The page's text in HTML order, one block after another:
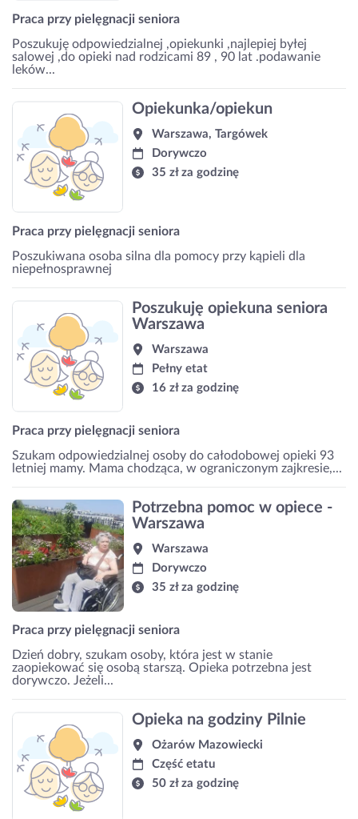
Praca przy pielęgnacji seniora
Poszukuję odpowiedzialnej ,opiekunki ,najlepiej byłej
salowej ,do opieki nad rodzicami 89 , 90 lat .podawanie
leków...
Opiekunka/opiekun
Warszawa, Targówek
Dorywczo
35 zł za godzinę
Praca przy pielęgnacji seniora
Poszukiwana osoba silna dla pomocy przy kąpieli dla
niepełnosprawnej
Poszukuję opiekuna seniora
Warszawa
Warszawa
Pełny etat
16 zł za godzinę
Praca przy pielęgnacji seniora
Szukam odpowiedzialnej osoby do całodobowej opieki 93
letniej mamy. Mama chodząca, w ograniczonym zajkresie,...
Potrzebna pomoc w opiece -
Warszawa
Warszawa
Dorywczo
35 zł za godzinę
Praca przy pielęgnacji seniora
Dzień dobry, szukam osoby, która jest w stanie
zaopiekować się osobą starszą. Opieka potrzebna jest
dorywczo. Jeżeli...
Opieka na godziny Pilnie
Ożarów Mazowiecki
Część etatu
50 zł za godzinę